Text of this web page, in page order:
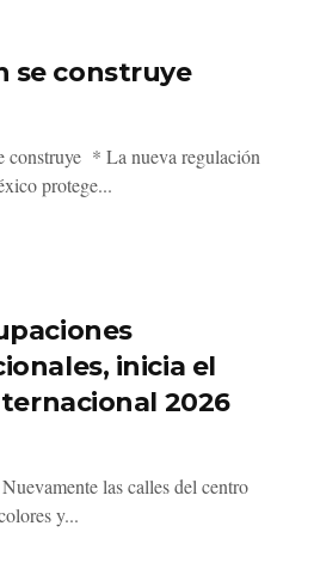
se construye
construye * La nueva regulación
protege...
inicia el
2026
las calles del centro
y...